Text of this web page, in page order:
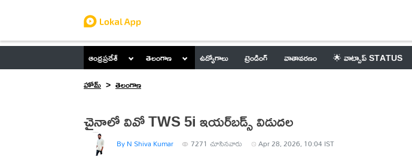
ఆంధ్రప్రదేశ్ తెలంగాణ ఉద్యోగాలు ట్రెండింగ్ వాతావరణం 🌟 వాట్సాప్ STATUS
హోమ్
తెలంగాణ
చైనాలో వివో TWS 5i ఇయర్‌బడ్స్ విడుదల
By N Shiva Kumar 7271 చూసినవారు Apr 28, 2026, 10:04 IST